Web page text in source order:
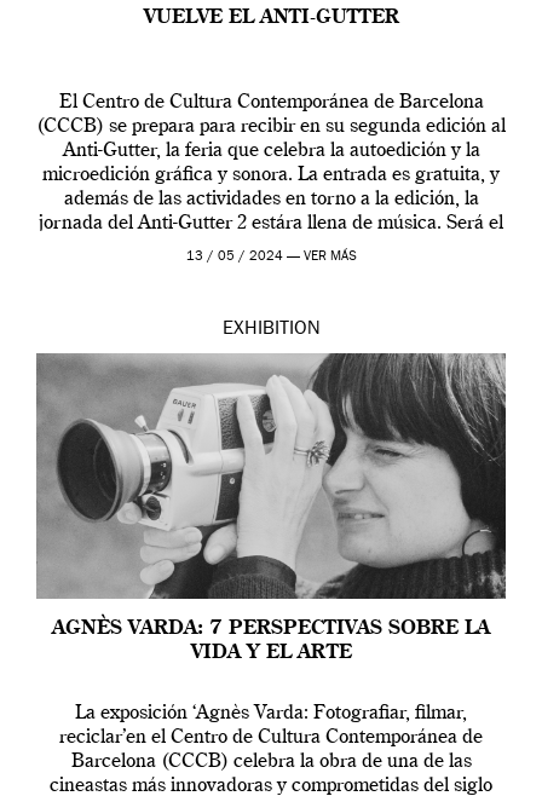
VUELVE EL ANTI-GUTTER
El Centro de Cultura Contemporánea de Barcelona
(CCCB) se prepara para recibir en su segunda edición al
Anti-Gutter, la feria que celebra la autoedición y la
microedición gráfica y sonora. La entrada es gratuita, y
además de las actividades en torno a la edición, la
jornada del Anti-Gutter 2 estára llena de música. Será el
[…]
13 / 05 / 2024 — VER MÁS
EXHIBITION
AGNÈS VARDA: 7 PERSPECTIVAS SOBRE LA
VIDA Y EL ARTE
La exposición ‘Agnès Varda: Fotografiar, filmar,
reciclar’en el Centro de Cultura Contemporánea de
Barcelona (CCCB) celebra la obra de una de las
cineastas más innovadoras y comprometidas del siglo